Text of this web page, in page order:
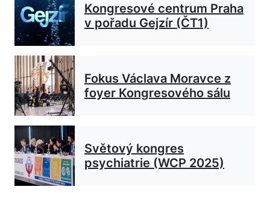
Kongresové centrum Praha
v pořadu Gejzír (ČT1)
Fokus Václava Moravce z
foyer Kongresového sálu
Světový kongres
psychiatrie (WCP 2025)